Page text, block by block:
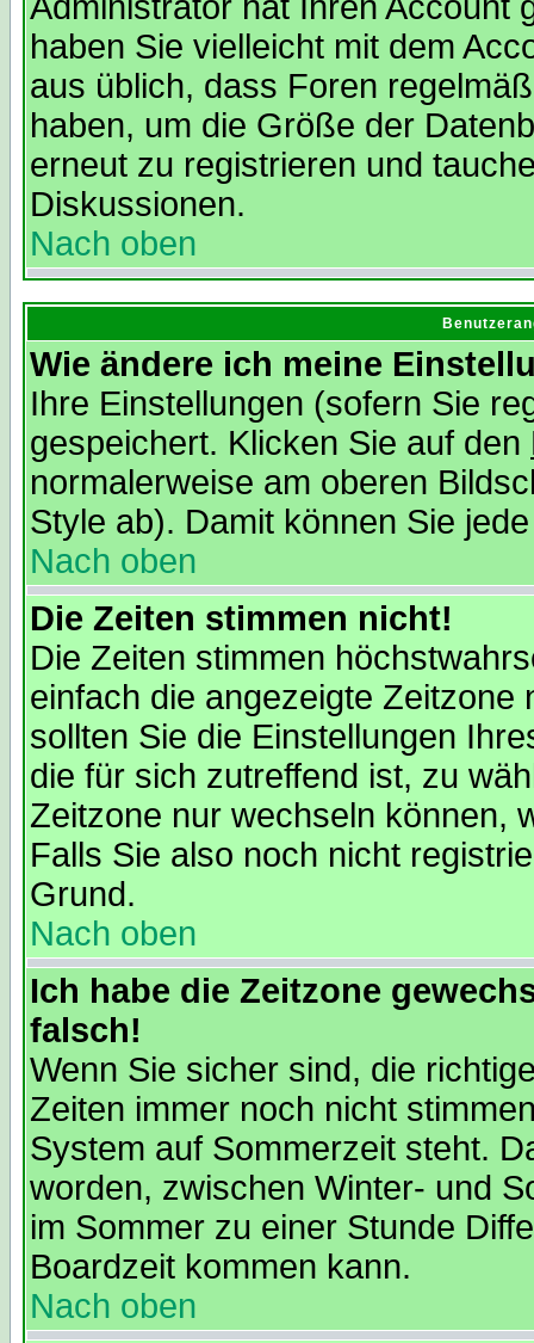
haben Sie vielleicht mit dem
aus üblich, dass Foren
haben, um die Größe der
erneut zu registrieren und
Diskussionen.
Nach oben
Wie ändere ich meine
Ihre Einstellungen (sofern Sie
gespeichert. Klicken Sie auf den
normalerweise am oberen
Style ab). Damit können Sie
Nach oben
Die Zeiten stimmen nicht!
Die Zeiten stimmen
einfach die angezeigte
sollten Sie die Einstellungen
die für sich zutreffend ist, zu
Zeitzone nur wechseln können,
Falls Sie also noch nicht
Grund.
Nach oben
Ich habe die Zeitzone
falsch!
Wenn Sie sicher sind, die
Zeiten immer noch nicht
System auf Sommerzeit steht.
worden, zwischen Winter- und
im Sommer zu einer Stunde
Boardzeit kommen kann.
Nach oben